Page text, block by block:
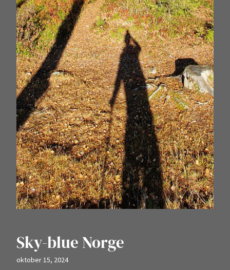
Sky-blue Norge
oktober 15, 2024